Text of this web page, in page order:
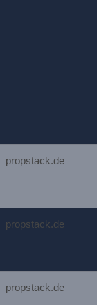
propstack.de
propstack.de
propstack.de